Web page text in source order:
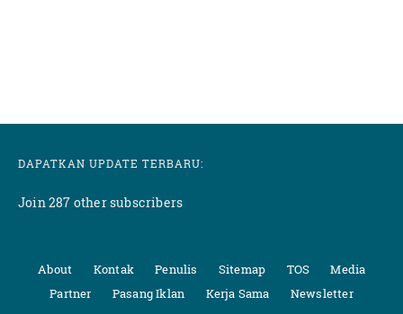
DAPATKAN UPDATE TERBARU:
Join 287 other subscribers
About Kontak Penulis Sitemap TOS
Media
Partner
Pasang Iklan Kerja Sama Newsletter